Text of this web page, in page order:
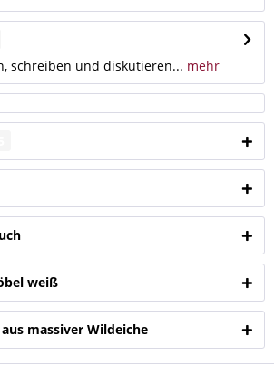
schreiben und diskutieren... mehr
weiß
massiver Wildeiche